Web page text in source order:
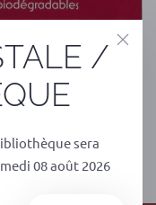
/
sera
08 août 2026